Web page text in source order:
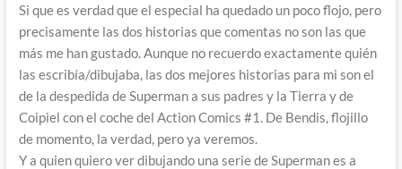
Si que es verdad que el especial ha quedado un poco flojo, pero
precisamente las dos historias que comentas no son las que
más me han gustado. Aunque no recuerdo exactamente quién
las escribía/dibujaba, las dos mejores historias para mi son el
de la despedida de Superman a sus padres y la Tierra y de
Coipiel con el coche del Action Comics #1. De Bendis, flojillo
de momento, la verdad, pero ya veremos.
Y a quien quiero ver dibujando una serie de Superman es a